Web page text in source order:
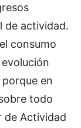
de actividad.
consumo
en
todo
de Actividad